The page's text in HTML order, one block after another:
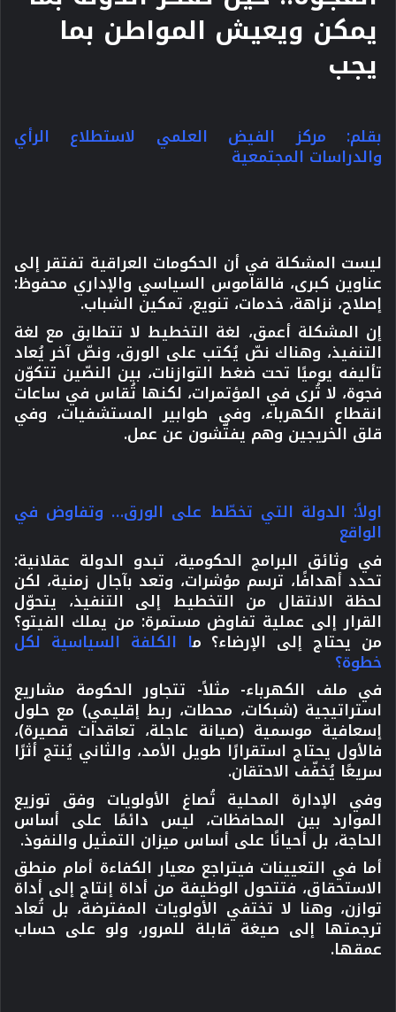
يمكن ويعيش المواطن بما
يجب
بقلم: مركز الفيض العلمي لاستطلاع الرأي
والدراسات المجتمعية
ليست المشكلة في أن الحكومات العراقية تفتقر إلى
عناوين كبرى، فالقاموس السياسي والإداري محفوظ:
إصلاح، نزاهة، خدمات، تنويع، تمكين الشباب.
إن المشكلة أعمق، لغة التخطيط لا تتطابق مع لغة
التنفيذ، وهناك نصّ يُكتب على الورق، ونصّ آخر يُعاد
تأليفه يوميًا تحت ضغط التوازنات، بين النصّين تتكوّن
فجوة، لا تُرى في المؤتمرات، لكنها تُقاس في ساعات
انقطاع الكهرباء، وفي طوابير المستشفيات، وفي
قلق الخريجين وهم يفتّشون عن عمل.
اولاً: الدولة التي تخطّط على الورق… وتفاوض في
الواقع
في وثائق البرامج الحكومية، تبدو الدولة عقلانية:
تحدد أهدافًا، ترسم مؤشرات، وتعد بآجال زمنية، لكن
لحظة الانتقال من التخطيط إلى التنفيذ، يتحوّل
القرار إلى عملية تفاوض مستمرة: من يملك الفيتو؟
من يحتاج إلى الإرضاء؟ ما الكلفة السياسية لكل
خطوة؟
في ملف الكهرباء- مثلاً- تتجاور الحكومة مشاريع
استراتيجية (شبكات، محطات، ربط إقليمي) مع حلول
إسعافية موسمية (صيانة عاجلة، تعاقدات قصيرة)،
فالأول يحتاج استقرارًا طويل الأمد، والثاني يُنتج أثرًا
سريعًا يُخفّف الاحتقان.
وفي الإدارة المحلية تُصاغ الأولويات وفق توزيع
الموارد بين المحافظات، ليس دائمًا على أساس
الحاجة، بل أحيانًا على أساس ميزان التمثيل والنفوذ.
أما في التعيينات فيتراجع معيار الكفاءة أمام منطق
الاستحقاق، فتتحول الوظيفة من أداة إنتاج إلى أداة
توازن، وهنا لا تختفي الأولويات المفترضة، بل تُعاد
ترجمتها إلى صيغة قابلة للمرور، ولو على حساب
عمقها.